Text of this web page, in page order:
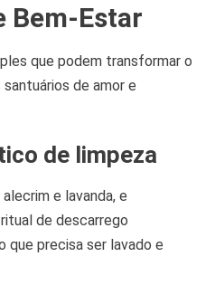
Bem-Estar
que podem transformar o
de amor e
de limpeza
e lavanda, e
de descarrego
que precisa ser lavado e